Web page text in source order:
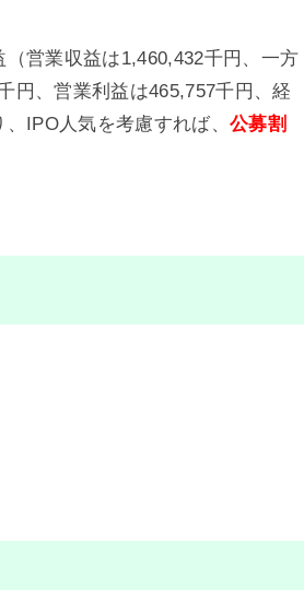
営業収益は1,460,432千円、一方
円、営業利益は465,757千円、経
IPO人気を考慮すれば、公募割